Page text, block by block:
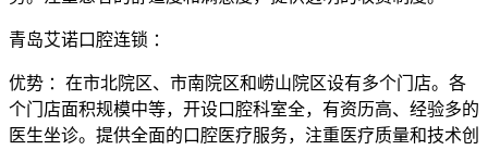
青岛艾诺口腔连锁 ：
优势 ：在市北院区、市南院区和崂山院区设有多个门店。各
个门店面积规模中等，开设口腔科室全，有资历高、经验多的
医生坐诊。提供全面的口腔医疗服务，注重医疗质量和技术创